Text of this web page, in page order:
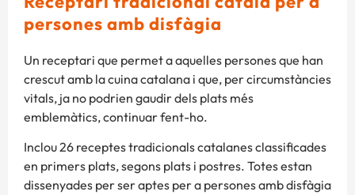
persones amb disfàgia
Un receptari que permet a aquelles persones que han
crescut amb la cuina catalana i que, per circumstàncies
vitals, ja no podrien gaudir dels plats més
emblemàtics, continuar fent-ho.
Inclou 26 receptes tradicionals catalanes classificades
en primers plats, segons plats i postres. Totes estan
dissenyades per ser aptes per a persones amb disfàgia